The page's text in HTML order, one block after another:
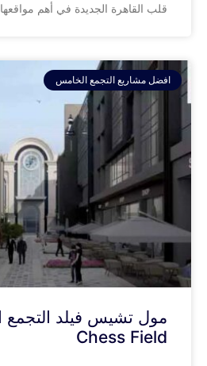
قلب القاهرة الجديدة في أهم مواقعها
افضل مشاريع التجمع الخامس
Chess Field